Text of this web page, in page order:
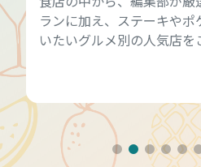
ランに加え、ステーキや
いたいグルメ別の人気店を